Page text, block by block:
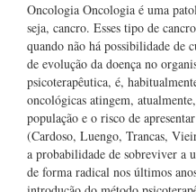
Oncologia Oncologia é uma
seja, cancro. Esses tipo de
quando não há possibilidade de
de evolução da doença no
psicoterapêutica, é,
oncológicas atingem,
população e o risco de
(Cardoso, Luengo, Trancas,
a probabilidade de sobreviver a
de forma radical nos últimos